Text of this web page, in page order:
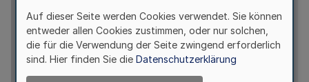
Auf dieser Seite werden Cookies verwendet. Sie können
entweder allen Cookies zustimmen, oder nur solchen,
die für die Verwendung der Seite zwingend erforderlich
sind. Hier finden Sie die Datenschutzerklärung